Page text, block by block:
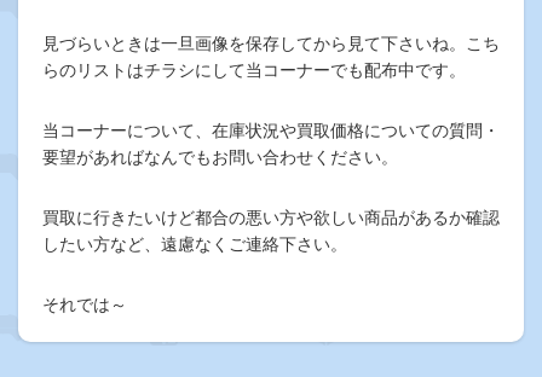
見づらいときは一旦画像を保存してから見て下さいね。こち
らのリストはチラシにして当コーナーでも配布中です。
当コーナーについて、在庫状況や買取価格についての質問・
要望があればなんでもお問い合わせください。
買取に行きたいけど都合の悪い方や欲しい商品があるか確認
したい方など、遠慮なくご連絡下さい。
それでは～